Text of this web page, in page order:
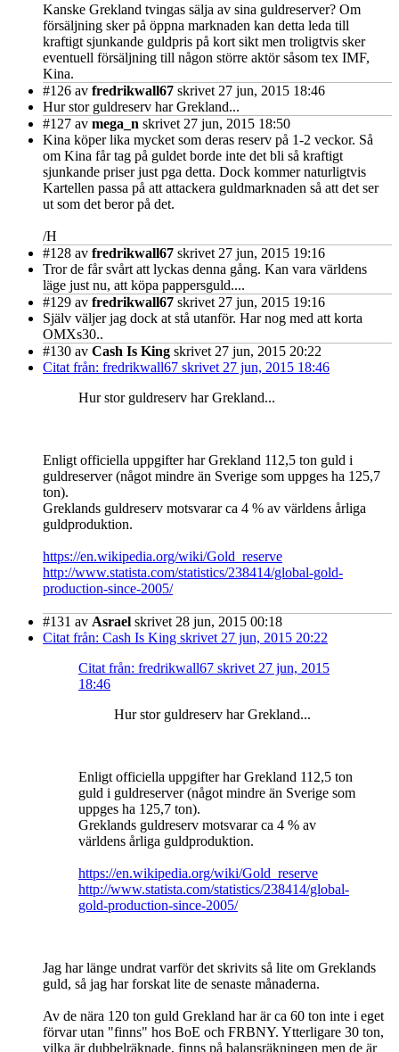
Kanske Grekland tvingas sälja av sina guldreserver? Om
försäljning sker på öppna marknaden kan detta leda till
kraftigt sjunkande guldpris på kort sikt men troligtvis sker
eventuell försäljning till någon större aktör såsom tex IMF,
Kina.
#126 av fredrikwall67 skrivet 27 jun, 2015 18:46
Hur stor guldreserv har Grekland...
#127 av mega_n skrivet 27 jun, 2015 18:50
Kina köper lika mycket som deras reserv på 1-2 veckor. Så
om Kina får tag på guldet borde inte det bli så kraftigt
sjunkande priser just pga detta. Dock kommer naturligtvis
Kartellen passa på att attackera guldmarknaden så att det ser
ut som det beror på det.
/H
#128 av fredrikwall67 skrivet 27 jun, 2015 19:16
Tror de får svårt att lyckas denna gång. Kan vara världens
läge just nu, att köpa pappersguld....
#129 av fredrikwall67 skrivet 27 jun, 2015 19:16
Själv väljer jag dock at stå utanför. Har nog med att korta
OMXs30..
#130 av Cash Is King skrivet 27 jun, 2015 20:22
Citat från: fredrikwall67 skrivet 27 jun, 2015 18:46
Hur stor guldreserv har Grekland...
Enligt officiella uppgifter har Grekland 112,5 ton guld i
guldreserver (något mindre än Sverige som uppges ha 125,7
ton).
Greklands guldreserv motsvarar ca 4 % av världens årliga
guldproduktion.
https://en.wikipedia.org/wiki/Gold_reserve
http://www.statista.com/statistics/238414/global-gold-
production-since-2005/
#131 av Asrael skrivet 28 jun, 2015 00:18
Citat från: Cash Is King skrivet 27 jun, 2015 20:22
Citat från: fredrikwall67 skrivet 27 jun, 2015
18:46
Hur stor guldreserv har Grekland...
Enligt officiella uppgifter har Grekland 112,5 ton
guld i guldreserver (något mindre än Sverige som
uppges ha 125,7 ton).
Greklands guldreserv motsvarar ca 4 % av
världens årliga guldproduktion.
https://en.wikipedia.org/wiki/Gold_reserve
http://www.statista.com/statistics/238414/global-
gold-production-since-2005/
Jag har länge undrat varför det skrivits så lite om Greklands
guld, så jag har forskat lite de senaste månaderna.
Av de nära 120 ton guld Grekland har är ca 60 ton inte i eget
förvar utan "finns" hos BoE och FRBNY. Ytterligare 30 ton,
vilka är dubbelräknade, finns på balansräkningen men de är